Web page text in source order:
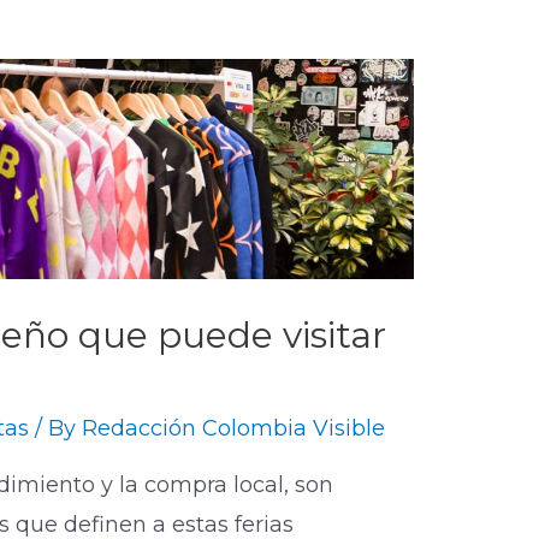
que puede visitar
/ By Redacción Colombia Visible
y la compra local, son
que definen a estas ferias